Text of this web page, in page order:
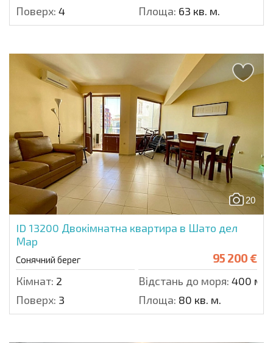
Поверх: 4 Площа: 63 кв. м.
20
ID 13200 Двокімнатна квартира в Шато дел
Мар
Сонячний берег 95 200 €
Кімнат: 2 Відстань до моря: 400 м.
Поверх: 3 Площа: 80 кв. м.